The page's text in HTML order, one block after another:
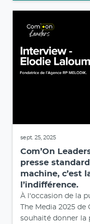
sept. 25, 2025
Com’On
presse
machine, c’est
l’indifférence.
À l'occasion de la
The Media 2025 de
souhaité donner la